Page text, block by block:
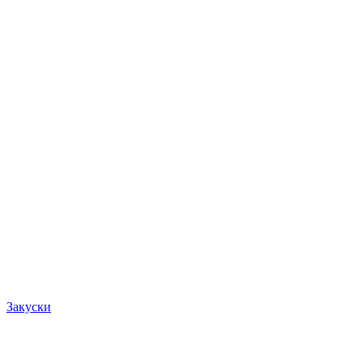
Закуски